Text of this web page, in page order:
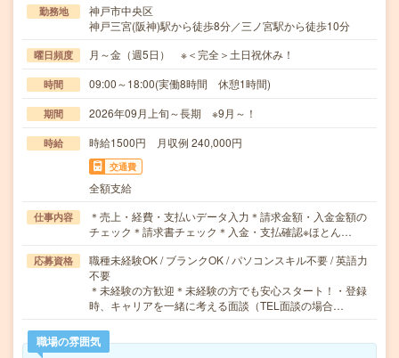
勤務地
神戸市中央区
神戸三宮(阪神)駅から徒歩8分／三ノ宮駅から徒歩10分
曜日頻度 月～金（週5日） ※＜完全＞土日祝休み！
時間 09:00～18:00(実働8時間 休憩1時間)
期間 2026年09月上旬～長期 ※9月～！
時給 時給1500円 月収例 240,000円
交通費
全額支給
仕事内容
＊売上・経費・支払いデータ入力＊請求金額・入金金額の
チェック＊請求書チェック＊入金・支払確認※ほとん…
応募資格
職種未経験OK / ブランクOK / パソコンスキル不要 / 英語力
不要
＊未経験の方歓迎＊未経験の方でも安心スタート！・登録
時、キャリアを一緒に考える面談（TEL面談の場合…
職場の雰囲気